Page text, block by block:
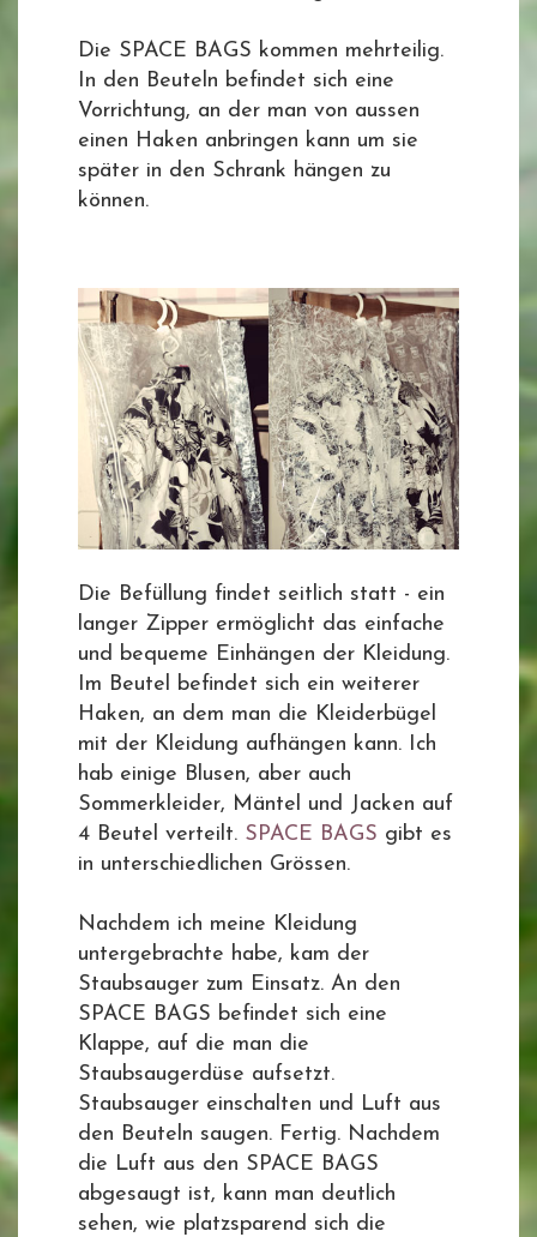
Die SPACE BAGS kommen mehrteilig.
In den Beuteln befindet sich eine
Vorrichtung, an der man von aussen
einen Haken anbringen kann um sie
später in den Schrank hängen zu
können.
Die Befüllung findet seitlich statt - ein
langer Zipper ermöglicht das einfache
und bequeme Einhängen der Kleidung.
Im Beutel befindet sich ein weiterer
Haken, an dem man die Kleiderbügel
mit der Kleidung aufhängen kann. Ich
hab einige Blusen, aber auch
Sommerkleider, Mäntel und Jacken auf
4 Beutel verteilt. SPACE BAGS gibt es
in unterschiedlichen Grössen.
Nachdem ich meine Kleidung
untergebrachte habe, kam der
Staubsauger zum Einsatz. An den
SPACE BAGS befindet sich eine
Klappe, auf die man die
Staubsaugerdüse aufsetzt.
Staubsauger einschalten und Luft aus
den Beuteln saugen. Fertig. Nachdem
die Luft aus den SPACE BAGS
abgesaugt ist, kann man deutlich
sehen, wie platzsparend sich die